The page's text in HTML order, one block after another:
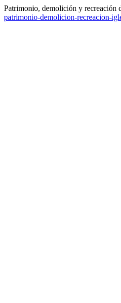
Patrimonio, demolición y recreación
patrimonio-demolicion-recreacion-